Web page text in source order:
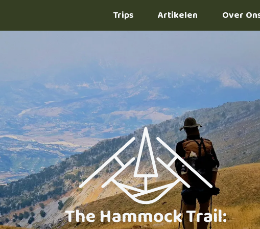
Trips Artikelen Over
The Hammock Trail: